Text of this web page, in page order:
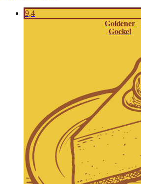
9,4
Goldener
Gockel